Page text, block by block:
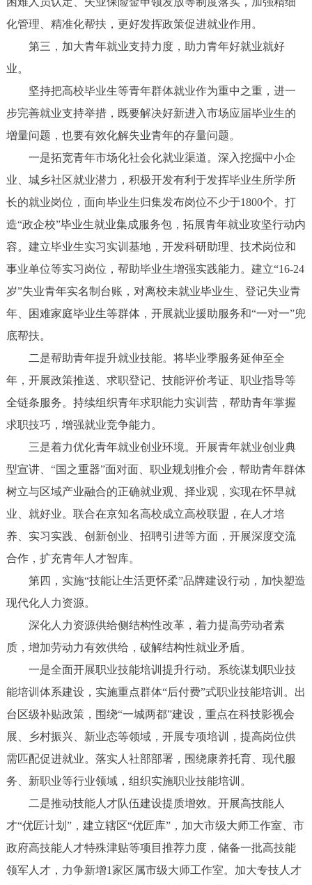
化管理、精准化帮扶，更好发挥政策促进就业作用。
第三，加大青年就业支持力度，助力青年好就业就好
业。
坚持把高校毕业生等青年群体就业作为重中之重，进一
步完善就业支持举措，既要解决好新进入市场应届毕业生的
增量问题，也要有效化解失业青年的存量问题。
一是拓宽青年市场化社会化就业渠道。深入挖掘中小企
业、城乡社区就业潜力，积极开发有利于发挥毕业生所学所
长的就业岗位，面向毕业生归集发布岗位不少于1800个。打
造“政企校”毕业生就业集成服务包，拓展青年就业攻坚行动内
容。建立毕业生实习实训基地，开发科研助理、技术岗位和
事业单位等实习岗位，帮助毕业生增强实践能力。建立“16-24
岁”失业青年实名制台账，对离校未就业毕业生、登记失业青
年、困难家庭毕业生等群体，开展就业援助服务和“一对一”兜
底帮扶。
二是帮助青年提升就业技能。将毕业季服务延伸至全
年，开展政策推送、求职登记、技能评价考证、职业指导等
全链条服务。持续组织青年求职能力实训营，帮助青年掌握
求职技巧，增强就业竞争能力。
三是着力优化青年就业创业环境。开展青年就业创业典
型宣讲、“国之重器”面对面、职业规划推介会，帮助青年群体
树立与区域产业融合的正确就业观、择业观，实现在怀早就
业、就好业。联合在京知名高校成立高校联盟，在人才培
养、实习实践、创新创业、招聘引进等方面，开展深度交流
合作，扩充青年人才智库。
第四，实施“技能让生活更怀柔”品牌建设行动，加快塑造
现代化人力资源。
深化人力资源供给侧结构性改革，着力提高劳动者素
质，增加劳动力有效供给，破解结构性就业矛盾。
一是全面开展职业技能培训提升行动。系统谋划职业技
能培训体系建设，实施重点群体“后付费”式职业技能培训。出
台区级补贴政策，围绕“一城两都”建设，重点在科技影视会
展、乡村振兴、新业态等领域，开展专项培训，提高岗位供
需匹配促进就业。落实人社部部署，围绕康养托育、现代服
务、新职业等行业领域，组织实施职业技能培训。
二是推动技能人才队伍建设提质增效。开展高技能人
才“优匠计划”，建立辖区“优匠库”，加大市级大师工作室、市
政府高技能人才特殊津贴等项目推荐力度，储备一批高技能
领军人才，力争新增1家区属市级大师工作室。加大专技人才